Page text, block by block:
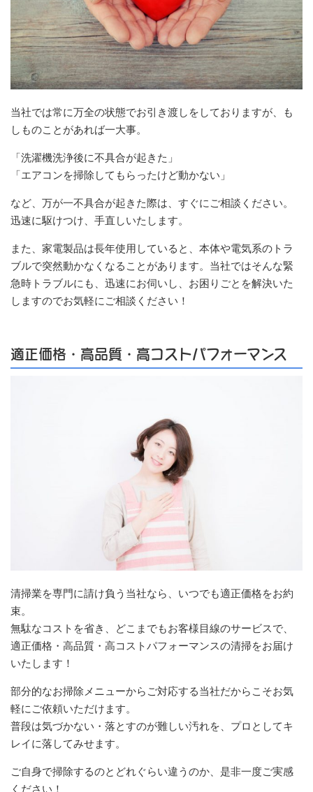
当社では常に万全の状態でお引き渡しをしておりますが、も
しものことがあれば一大事。
「洗濯機洗浄後に不具合が起きた」
「エアコンを掃除してもらったけど動かない」
など、万が一不具合が起きた際は、すぐにご相談ください。
迅速に駆けつけ、手直しいたします。
また、家電製品は長年使用していると、本体や電気系のトラ
ブルで突然動かなくなることがあります。当社ではそんな緊
急時トラブルにも、迅速にお伺いし、お困りごとを解決いた
しますのでお気軽にご相談ください！
適正価格・高品質・高コストパフォーマンス
清掃業を専門に請け負う当社なら、いつでも適正価格をお約
束。
無駄なコストを省き、どこまでもお客様目線のサービスで、
適正価格・高品質・高コストパフォーマンスの清掃をお届け
いたします！
部分的なお掃除メニューからご対応する当社だからこそお気
軽にご依頼いただけます。
普段は気づかない・落とすのが難しい汚れを、プロとしてキ
レイに落してみせます。
ご自身で掃除するのとどれぐらい違うのか、是非一度ご実感
ください！